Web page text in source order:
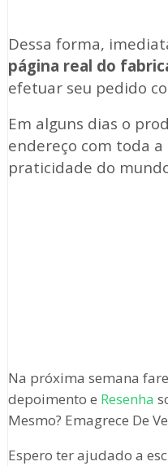
Dessa forma,
página real do
efetuar seu pedido
Em alguns dias o
endereço com toda
praticidade do
Na próxima semana
depoimento e Resenha
Mesmo? Emagrece De
Espero ter ajudado a